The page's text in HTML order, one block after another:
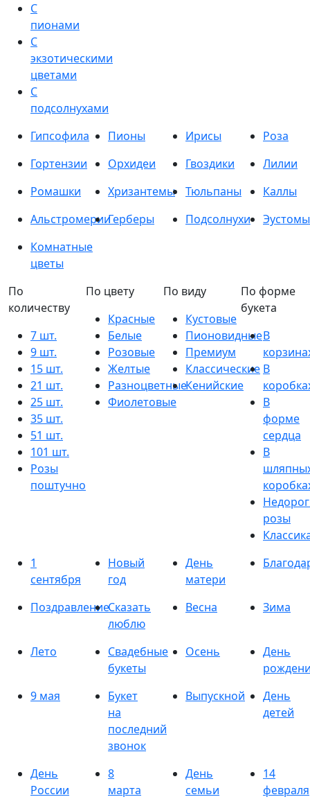
С
пионами
С
экзотическими
цветами
С
подсолнухами
Гипсофила Пионы Ирисы
Роза
Гортензии
Орхидеи Гвоздики
Лилии
Ромашки
Хризантемы Тюльпаны
Каллы
АльстромерииГерберы Подсолнухи
Эустомы
Комнатные
цветы
По
количеству
7 шт.
9 шт.
15 шт.
21 шт.
25 шт.
35 шт.
51 шт.
101 шт.
Розы
поштучно
По цвету
Красные
Белые
Розовые
Желтые
Разноцветные
Фиолетовые
По виду
Кустовые
Пионовидные
Премиум
Классические
Кенийские
По форме
букета
В
В
В
форме
сердца
В
розы
1
сентября
Новый
год
День
матери
ПоздравлениеСказать
люблю
Весна Зима
Лето
Свадебные
букеты
Осень
День
9 мая
Букет
на
последний
звонок
Выпускной
День
детей
День
России
8
марта
День
семьи
14
февраля